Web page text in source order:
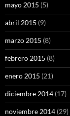
mayo 2015 (5)
abril 2015 (9)
marzo 2015 (8)
febrero 2015 (8)
enero 2015 (21)
diciembre 2014 (17)
noviembre 2014 (29)